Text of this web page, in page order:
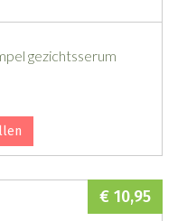
gezichtsserum
€ 10,95